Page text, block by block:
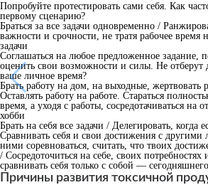
Попробуйте протестировать сами себя. Как
первому сценарию?
Браться за все задачи одновременно /
важности и срочности, не тратя рабочее
задачи
Соглашаться на любое предложенное задание,
оценить свои возможности и силы. Не отберут
ваше личное время?
Брать работу на дом, на выходные,
Оставлять работу на работе. Стараться
время, а уходя с работы, сосредотачиваться на
хобби
Брать на себя все задачи / Делегировать, когда
Сравнивать себя и свои достижения с
ними соревноваться, считать, что твоих
/ Сосредоточиться на себе, своих потребностях
сравнивать себя только с собой —
Причины развития токсичной